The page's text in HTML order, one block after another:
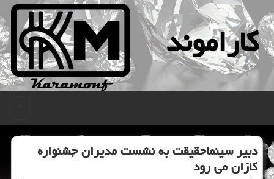
كاراموند
دبیر سینماحقیقت به نشست مدیران جشنواره
كازان می رود